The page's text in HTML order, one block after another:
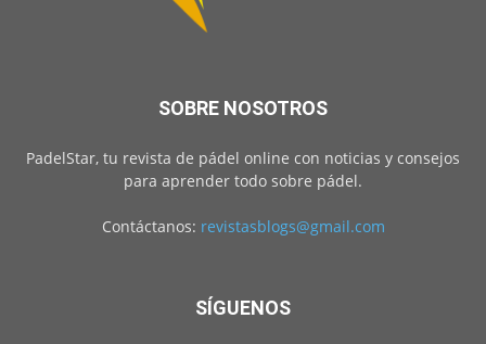
SOBRE NOSOTROS
PadelStar, tu revista de pádel online con noticias y consejos
para aprender todo sobre pádel.
Contáctanos: revistasblogs@gmail.com
SÍGUENOS